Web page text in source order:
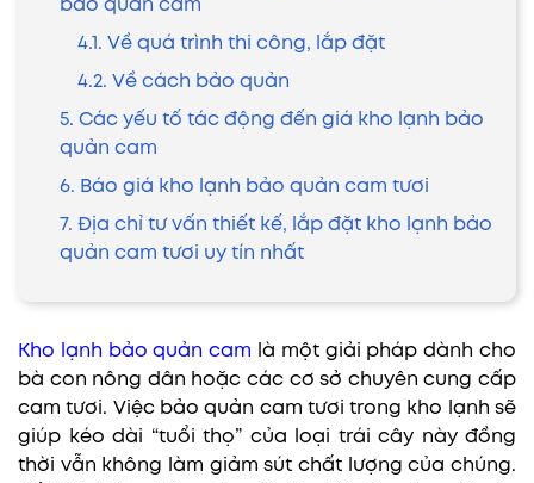
bảo quản cam
4.1. Về quá trình thi công, lắp đặt
4.2. Về cách bảo quản
5. Các yếu tố tác động đến giá kho lạnh bảo
quản cam
6. Báo giá kho lạnh bảo quản cam tươi
7. Địa chỉ tư vấn thiết kế, lắp đặt kho lạnh bảo
quản cam tươi uy tín nhất
Kho lạnh bảo quản cam là một giải pháp dành cho
bà con nông dân hoặc các cơ sở chuyên cung cấp
cam tươi. Việc bảo quản cam tươi trong kho lạnh sẽ
giúp kéo dài “tuổi thọ” của loại trái cây này đồng
thời vẫn không làm giảm sút chất lượng của chúng.